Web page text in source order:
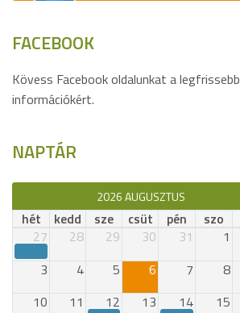
FACEBOOK
Kövess Facebook oldalunkat a legfrissebb
információkért.
NAPTÁR
2026 AUGUSZTUS
hét kedd sze csüt pén szo
27
28 29 30 31 1
3
4 5 6 7 8
10
11 12 13 14 15